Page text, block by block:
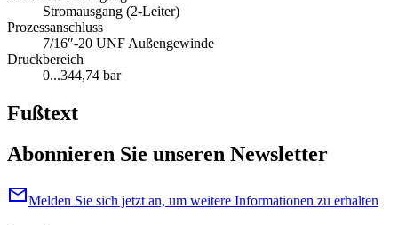
Stromausgang (2-Leiter)
Prozessanschluss
7/16″-20 UNF Außengewinde
Druckbereich
0...344,74 bar
Fußtext
Abonnieren Sie unseren Newsletter
mailMelden Sie sich jetzt an, um weitere Informationen zu erhalten